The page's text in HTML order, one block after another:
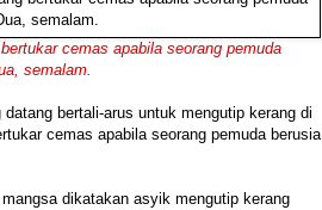
cemas apabila seorang pemuda
semalam.
bertali-arus untuk mengutip kerang di
cemas apabila seorang pemuda berusia
dikatakan asyik mengutip kerang